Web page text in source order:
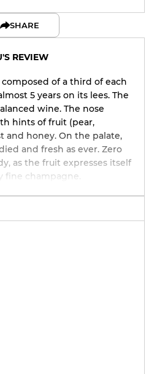
SHARE
REVIEW
of a third of each
5 years on its lees. The
wine. The nose
hints of fruit (pear,
and honey. On the palate,
and fresh as ever. Zero
as the fruit expresses itself
fine champagne.